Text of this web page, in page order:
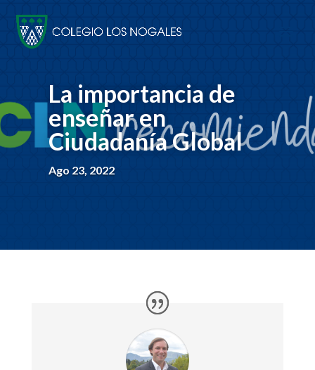
La importancia de
enseñar en
Ciudadanía Global
Ago 23, 2022